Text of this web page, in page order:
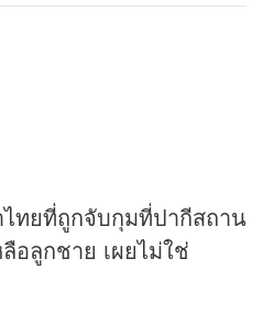
ทยที่ถูกจับกุมที่ปากีสถาน
อลูกชาย เผยไม่ใช่